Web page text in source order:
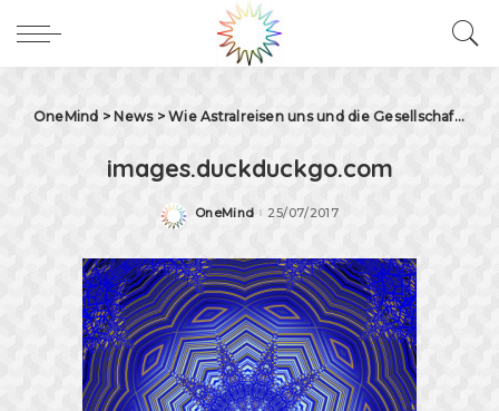
OneMind > News>Wie Astralreisen uns und die Gesellschaft verändern können
images.duckduckgo.com
Posted
OneMind 25/07/2017